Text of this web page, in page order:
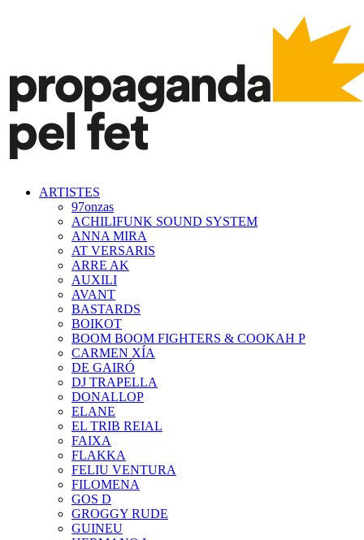
ARTISTES
97onzas
ACHILIFUNK SOUND SYSTEM
ANNA MIRA
AT VERSARIS
ARRE AK
AUXILI
AVANT
BASTARDS
BOIKOT
BOOM BOOM FIGHTERS & COOKAH P
CARMEN XÍA
DE GAIRÓ
DJ TRAPELLA
DONALLOP
ELANE
EL TRIB REIAL
FAIXA
FLAKKA
FELIU VENTURA
FILOMENA
GOS D
GROGGY RUDE
GUINEU